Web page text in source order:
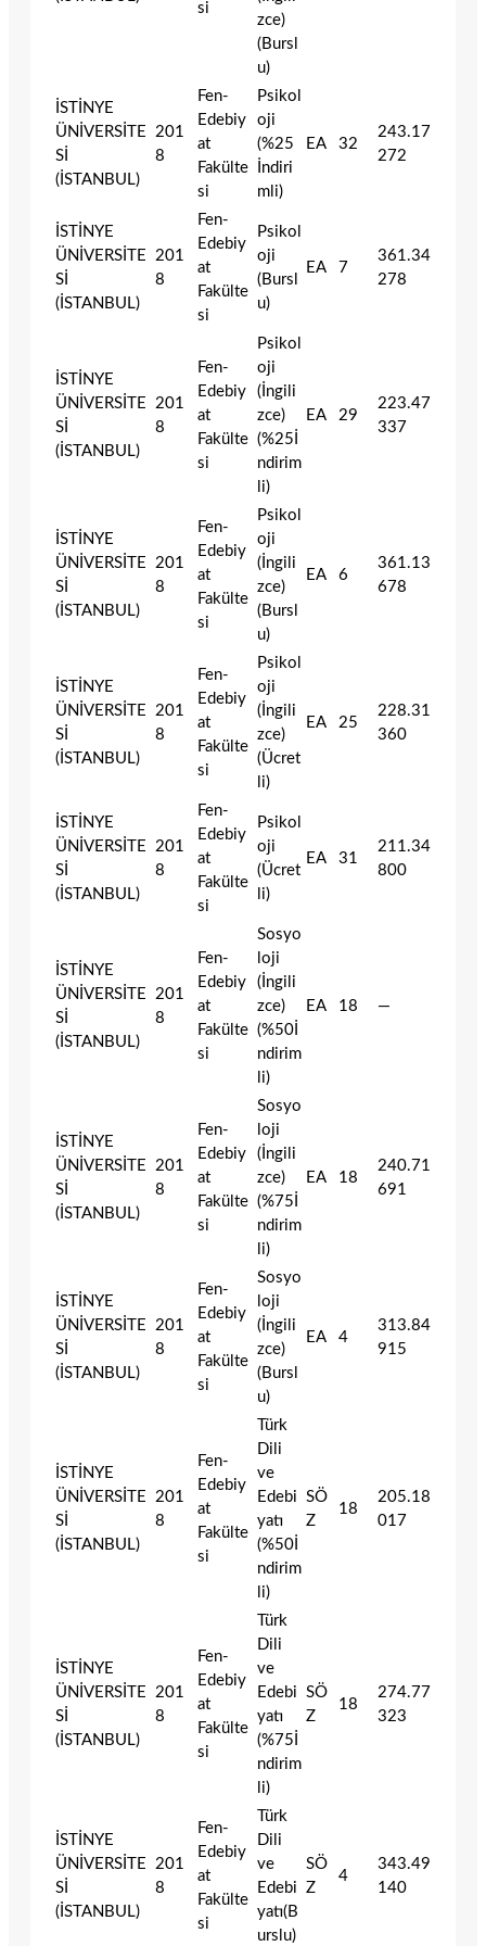
si
zce)
(Bursl
u)
İSTİNYE
ÜNİVERSİTE
Sİ
(İSTANBUL)
201
8
Fen-
Edebiy
at
Fakülte
si
Psikol
oji
(%25
İndiri
mli)
EA 32
243.17
272
İSTİNYE
ÜNİVERSİTE
Sİ
(İSTANBUL)
201
8
Fen-
Edebiy
at
Fakülte
si
Psikol
oji
(Bursl
u)
EA 7
361.34
278
İSTİNYE
ÜNİVERSİTE
Sİ
(İSTANBUL)
201
8
Fen-
Edebiy
at
Fakülte
si
Psikol
oji
(İngili
zce)
(%25İ
ndirim
li)
EA 29
223.47
337
İSTİNYE
ÜNİVERSİTE
Sİ
(İSTANBUL)
201
8
Fen-
Edebiy
at
Fakülte
si
Psikol
oji
(İngili
zce)
(Bursl
u)
EA 6
361.13
678
İSTİNYE
ÜNİVERSİTE
Sİ
(İSTANBUL)
201
8
Fen-
Edebiy
at
Fakülte
si
Psikol
oji
(İngili
zce)
(Ücret
li)
EA 25
228.31
360
İSTİNYE
ÜNİVERSİTE
Sİ
(İSTANBUL)
201
8
Fen-
Edebiy
at
Fakülte
si
Psikol
oji
(Ücret
li)
EA 31
211.34
800
İSTİNYE
ÜNİVERSİTE
Sİ
(İSTANBUL)
201
8
Fen-
Edebiy
at
Fakülte
si
Sosyo
loji
(İngili
zce)
(%50İ
ndirim
li)
EA 18 —
İSTİNYE
ÜNİVERSİTE
Sİ
(İSTANBUL)
201
8
Fen-
Edebiy
at
Fakülte
si
Sosyo
loji
(İngili
zce)
(%75İ
ndirim
li)
EA 18
240.71
691
İSTİNYE
ÜNİVERSİTE
Sİ
(İSTANBUL)
201
8
Fen-
Edebiy
at
Fakülte
si
Sosyo
loji
(İngili
zce)
(Bursl
u)
EA 4
313.84
915
İSTİNYE
ÜNİVERSİTE
Sİ
(İSTANBUL)
201
8
Fen-
Edebiy
at
Fakülte
si
Türk
Dili
ve
Edebi
yatı
(%50İ
ndirim
li)
SÖ
Z
18
205.18
017
İSTİNYE
ÜNİVERSİTE
Sİ
(İSTANBUL)
201
8
Fen-
Edebiy
at
Fakülte
si
Türk
Dili
ve
Edebi
yatı
(%75İ
ndirim
li)
SÖ
Z
18
274.77
323
İSTİNYE
ÜNİVERSİTE
Sİ
(İSTANBUL)
201
8
Fen-
Edebiy
at
Fakülte
si
Türk
Dili
ve
Edebi
yatı(B
urslu)
SÖ
Z
4
343.49
140